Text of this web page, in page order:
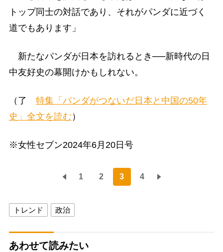
トップ同士の対話であり、それがパンダに近づく
道でもあります」
新たなパンダが日本を訪れるとき──新時代の日
中友好史の幕開けかもしれない。
（了
特集「パンダがつないだ日本と中国の50年
史」全文を読む ）
※女性セブン2024年6月20日号
1 2 3 4
トレンド 政治
あわせて読みたい